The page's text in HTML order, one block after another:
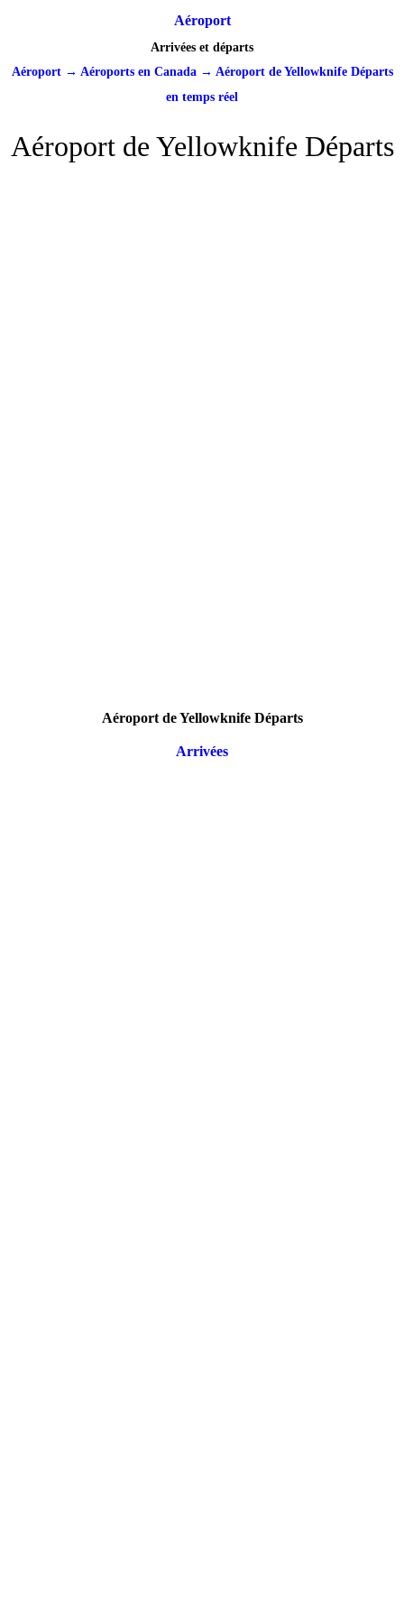
Aéroport
Arrivées et départs
Aéroport→ Aéroports en Canada→ Aéroport de Yellowknife Départs
en temps réel
Aéroport de Yellowknife Départs
Aéroport de Yellowknife Départs
Arrivées